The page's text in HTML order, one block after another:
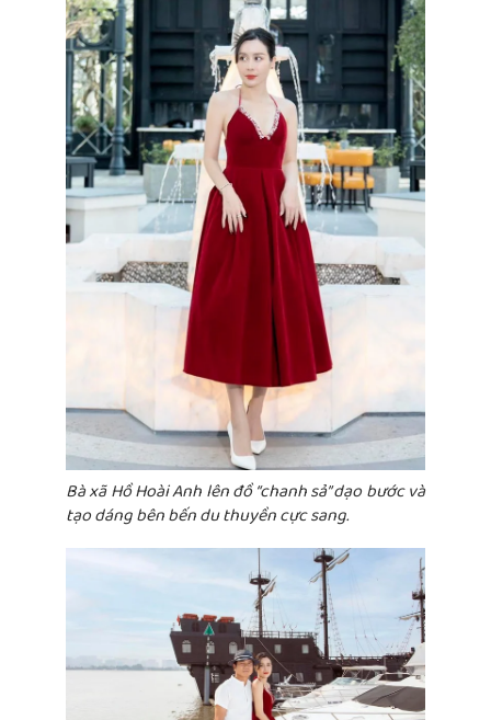
Bà xã Hồ Hoài Anh lên đồ “chanh sả” dạo bước và
tạo dáng bên bến du thuyền cực sang.